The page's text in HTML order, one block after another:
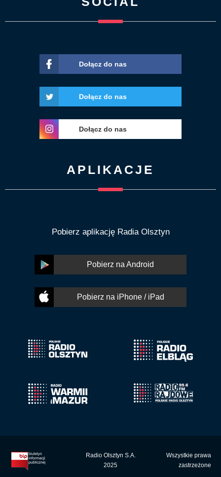
Dołącz do nas
Dołącz do nas
Dołącz do nas
APLIKACJE
Pobierz aplikację Radia Olsztyn
Pobierz na Android
Pobierz na iPhone / iPad
Radio Olsztyn S.A.
2025
Wszystkie prawa
zastrzeżone